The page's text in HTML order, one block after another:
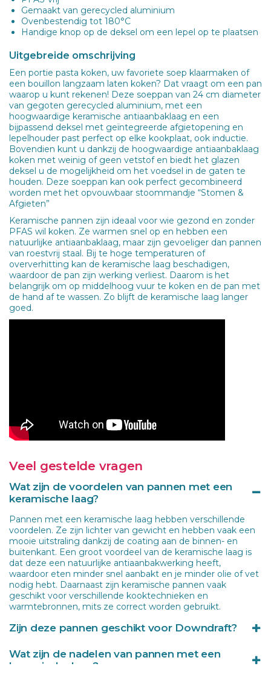
Gemaakt van gerecycled aluminium
Ovenbestendig tot 180°C
Handige knop op de deksel om een lepel op te plaatsen
Uitgebreide omschrijving
Een portie pasta koken, uw favoriete soep klaarmaken of
een bouillon langzaam laten koken? Dat vraagt om een pan
waarop u kunt rekenen! Deze soeppan van 24 cm diameter
van gegoten gerecycled aluminium, met een
hoogwaardige keramische antiaanbaklaag en een
bijpassend deksel met geïntegreerde afgietopening en
lepelhouder past perfect op elke kookplaat, ook inductie.
Bovendien kunt u dankzij de hoogwaardige antiaanbaklaag
koken met weinig of geen vetstof en biedt het glazen
deksel u de mogelijkheid om het voedsel in de gaten te
houden. Deze soeppan kan ook perfect gecombineerd
worden met het opvouwbaar stoommandje “Stomen &
Afgieten”
Keramische pannen zijn ideaal voor wie gezond en zonder
PFAS wil koken. Ze warmen snel op en hebben een
natuurlijke antiaanbaklaag, maar zijn gevoeliger dan pannen
van roestvrij staal. Bij te hoge temperaturen of
oververhitting kan de keramische laag beschadigen,
waardoor de pan zijn werking verliest. Daarom is het
belangrijk om op middelhoog vuur te koken en de pan met
de hand af te wassen. Zo blijft de keramische laag langer
goed.
Veel gestelde vragen
Wat zijn de voordelen van pannen met een
keramische laag?
Pannen met een keramische laag hebben verschillende
voordelen. Ze zijn lichter van gewicht en hebben vaak een
mooie uitstraling dankzij de coating aan de binnen- en
buitenkant. Een groot voordeel van de keramische laag is
dat deze een natuurlijke antiaanbakwerking heeft,
waardoor eten minder snel aanbakt en je minder olie of vet
nodig hebt. Daarnaast zijn keramische pannen vaak
geschikt voor verschillende kooktechnieken en
warmtebronnen, mits ze correct worden gebruikt.
Zijn deze pannen geschikt voor Downdraft?
Jazeker! Deze pannen zijn speciaal ontworpen om te koken
op downdraft systemen, dit komt door het stoomgleufje
Wat zijn de nadelen van pannen met een
keramische laag?